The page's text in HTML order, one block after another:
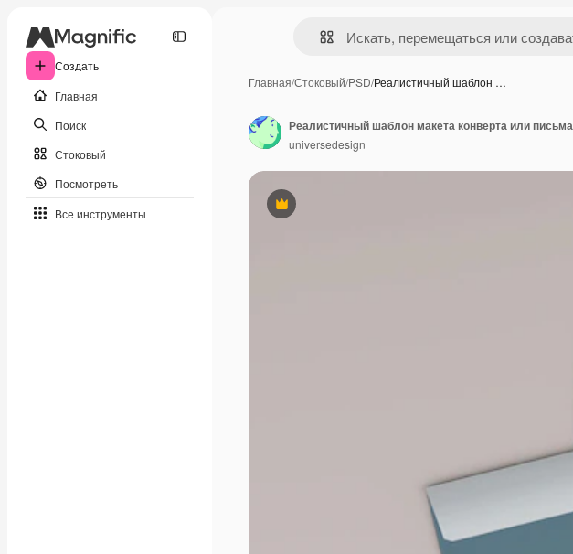
Создать
Главная
Поиск
Стоковый
Посмотреть
Все инструменты
Главная/Стоковый/PSD/Реалистичный шаблон …
Премиум
Реалистичный шаблон макета конверта или письма
universedesign